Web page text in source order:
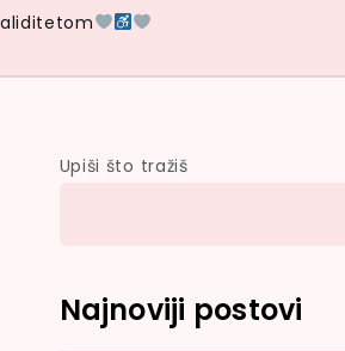
Upiši što tražiš
Najnoviji postovi